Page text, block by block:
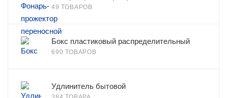
49 ТОВАРОВ
Бокс пластиковый распределительный
690 ТОВАРОВ
Удлинитель бытовой